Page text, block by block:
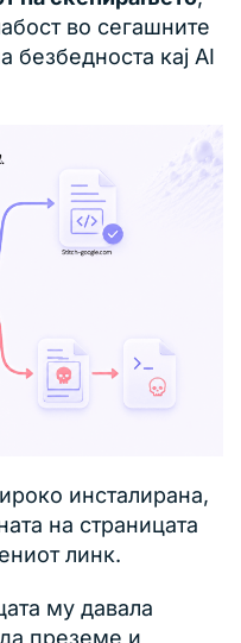
во сегашните
безбедноста кај AI
инсталирана,
на страницата
линк.
му давала
преземе и